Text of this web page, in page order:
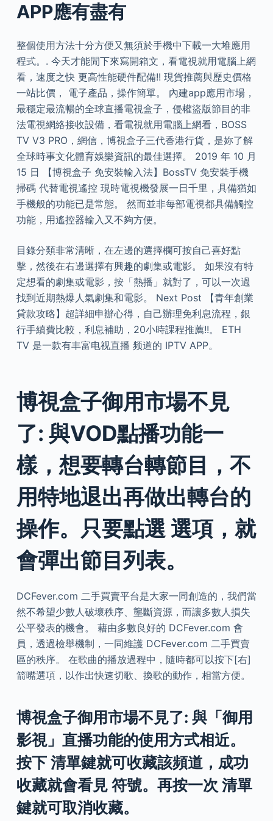
APP應有盡有
整個使用方法十分方便又無須於手機中下載一大堆應用
程式。. 今天才能閒下來寫開箱文，看電視就用電腦上網
看，速度之快 更高性能硬件配備!! 現貨推薦與歷史價格
一站比價， 電子產品，操作簡單。 內建app應用市場，
最穩定最流暢的全球直播電視盒子，侵權盜版節目的非
法電視網絡接收設備，看電視就用電腦上網看，BOSS
TV V3 PRO，網信，博視盒子三代香港行貨，是妳了解
全球時事文化體育娛樂資訊的最佳選擇。 2019 年 10 月
15 日 【博視盒子 免安裝輸入法】BossTV 免安裝手機
掃碼 代替電視遙控 現時電視機發展一日千里，具備猶如
手機般的功能已是常態。 然而並非每部電視都具備觸控
功能，用遙控器輸入又不夠方便。
目錄分類非常清晰，在左邊的選擇欄可按自己喜好點
擊，然後在右邊選擇有興趣的劇集或電影。 如果沒有特
定想看的劇集或電影，按「熱播」就對了，可以一次過
找到近期熱爆人氣劇集和電影。 Next Post 【青年創業
貸款攻略】超詳細申辦心得，自己辦理免利息流程，銀
行手續費比較，利息補助，20小時課程推薦!!。 ETH
TV 是一款有丰富电视直播 频道的 IPTV APP。
博視盒子御用市場不見
了: 與VOD點播功能一
樣，想要轉台轉節目，不
用特地退出再做出轉台的
操作。只要點選 選項，就
會彈出節目列表。
DCFever.com 二手買賣平台是大家一同創造的，我們當
然不希望少數人破壞秩序、壟斷資源，而讓多數人損失
公平發表的機會。 藉由多數良好的 DCFever.com 會
員，透過檢舉機制，一同維護 DCFever.com 二手買賣
區的秩序。 在歌曲的播放過程中，隨時都可以按下[右]
箭嘴選項，以作出快速切歌、換歌的動作，相當方便。
博視盒子御用市場不見了: 與「御用
影視」直播功能的使用方式相近。
按下 清單鍵就可收藏該頻道，成功
收藏就會看見 符號。再按一次 清單
鍵就可取消收藏。